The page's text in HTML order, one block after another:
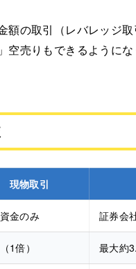
額の取引（レバレッジ
売りもできるようにな
現物取引
金のみ 証券会
1倍） 最大約